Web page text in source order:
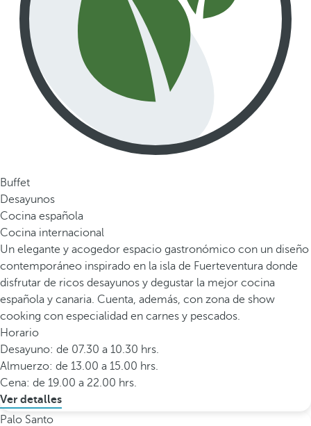
Buffet
Desayunos
Cocina española
Cocina internacional
Un elegante y acogedor espacio gastronómico con un diseño
contemporáneo inspirado en la isla de Fuerteventura donde
disfrutar de ricos desayunos y degustar la mejor cocina
española y canaria. Cuenta, además, con zona de show
cooking con especialidad en carnes y pescados.
Horario
Desayuno: de 07.30 a 10.30 hrs.
Almuerzo: de 13.00 a 15.00 hrs.
Cena: de 19.00 a 22.00 hrs.
Ver detalles
Palo Santo